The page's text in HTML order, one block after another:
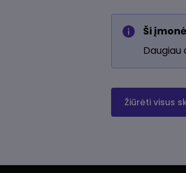
Ši
Daugiau
Žiūrėti visus